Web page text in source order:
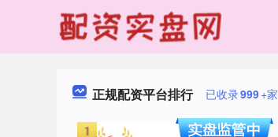
正规配资平台排行 已收录999+